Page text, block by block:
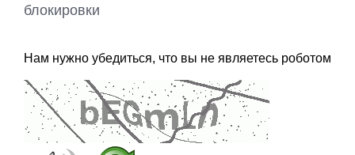
блокировки
Нам нужно убедиться, что вы не являетесь роботом